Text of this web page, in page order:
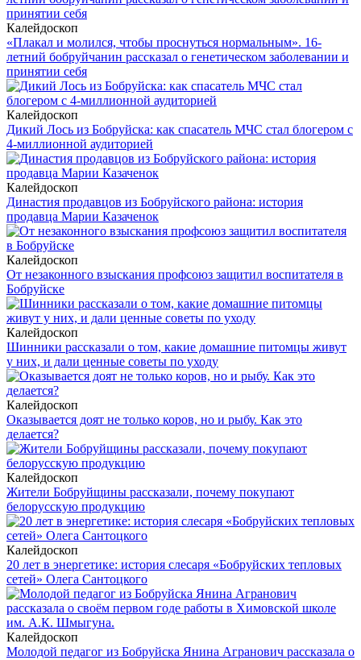
Калейдоскоп
«Плакал и молился, чтобы проснуться нормальным». 16-
летний бобруйчанин рассказал о генетическом заболевании и
принятии себя
Калейдоскоп
Дикий Лось из Бобруйска: как спасатель МЧС стал блогером с
4-миллионной аудиторией
Калейдоскоп
Династия продавцов из Бобруйского района: история
продавца Марии Казаченок
Калейдоскоп
От незаконного взыскания профсоюз защитил воспитателя в
Бобруйске
Калейдоскоп
Шинники рассказали о том, какие домашние питомцы живут
у них, и дали ценные советы по уходу
Калейдоскоп
Оказывается доят не только коров, но и рыбу. Как это
делается?
Калейдоскоп
Жители Бобруйщины рассказали, почему покупают
белорусскую продукцию
Калейдоскоп
20 лет в энергетике: история слесаря «Бобруйских тепловых
сетей» Олега Сантоцкого
Калейдоскоп
Молодой педагог из Бобруйска Янина Агранович рассказала о